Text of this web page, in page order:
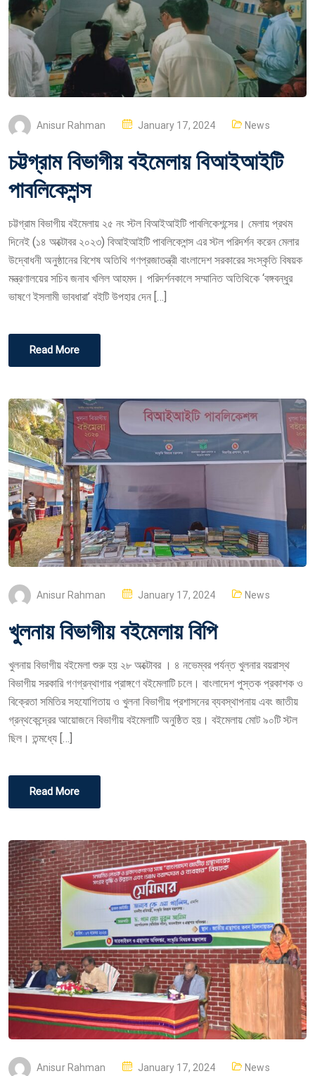
Anisur Rahman
S
January 17, 2024 News
চট্টগ্রাম বিভাগীয় বইমেলায় বিআইআইটি
পাবলিকেশন্স
চট্টগ্রাম বিভাগীয় বইমেলায় ২৫ নং স্টল বিআইআইটি পাবলিকেশন্সের। মেলায় প্রথম
দিনেই (১৪ অক্টোবর ২০২৩) বিআইআইটি পাবলিকেশন্স এর স্টল পরিদর্শন করেন মেলার
উদ্বোধনী অনুষ্ঠানের বিশেষ অতিথি গণপ্রজাতন্ত্রী বাংলাদেশ সরকারের সংস্কৃতি বিষয়ক
মন্ত্রণালয়ের সচিব জনাব খলিল আহমদ। পরিদর্শনকালে সম্মানিত অতিথিকে ‘বঙ্গবন্ধুর
ভাষণে ইসলামী ভাবধারা’ বইটি উপহার দেন […]
Read More
Anisur Rahman
S
E
D
O
N
January 17, 2024 News
খুলনায় বিভাগীয় বইমেলায় বিপি
খুলনায় বিভাগীয় বইমেলা শুরু হয় ২৮ অক্টোবর । ৪ নভেম্বর পর্যন্ত খুলনার বয়রাস্থ
বিভাগীয় সরকারি গণগ্রন্থাগার প্রাঙ্গণে বইমেলাটি চলে। বাংলাদেশ পুস্তক প্রকাশক ও
বিক্রেতা সমিতির সহযোগিতায় ও খুলনা বিভাগীয় প্রশাসনের ব্যবস্থাপনায় এবং জাতীয়
গ্রন্থকেন্দ্রের আয়োজনে বিভাগীয় বইমেলাটি অনুষ্ঠিত হয়। বইমেলায় মোট ৯০টি স্টল
ছিল। তন্মধ্যে […]
Read More
Anisur Rahman January 17, 2024 News